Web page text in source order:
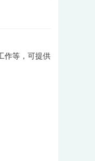
作等，可提供